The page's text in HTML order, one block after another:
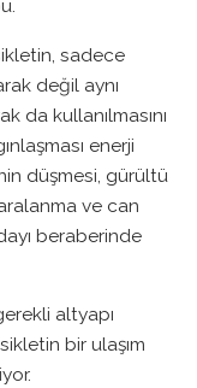
sadece
değil aynı
da kullanılmasını
enerji
düşmesi, gürültü
ve can
beraberinde
altyapı
bir ulaşım